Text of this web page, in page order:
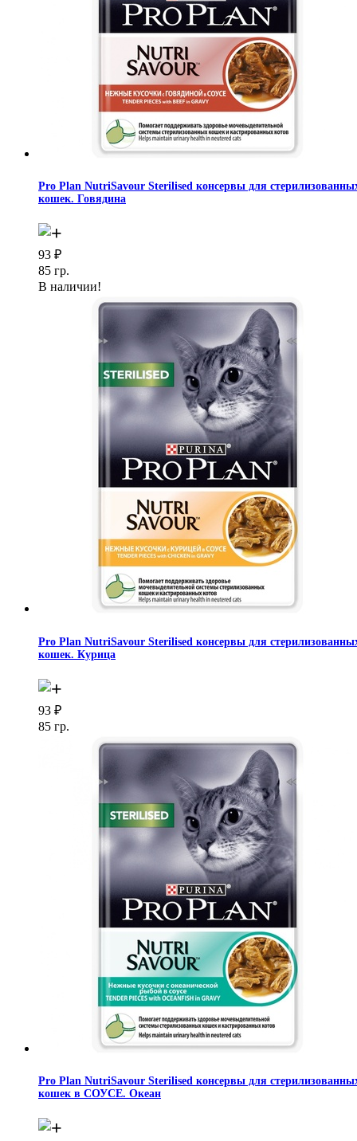
Pro Plan NutriSavour Sterilised консервы для
кошек. Говядина
93 ₽
85 гр.
В наличии!
Pro Plan NutriSavour Sterilised консервы для
кошек. Курица
93 ₽
85 гр.
Pro Plan NutriSavour Sterilised консервы для
кошек в СОУСЕ. Океан